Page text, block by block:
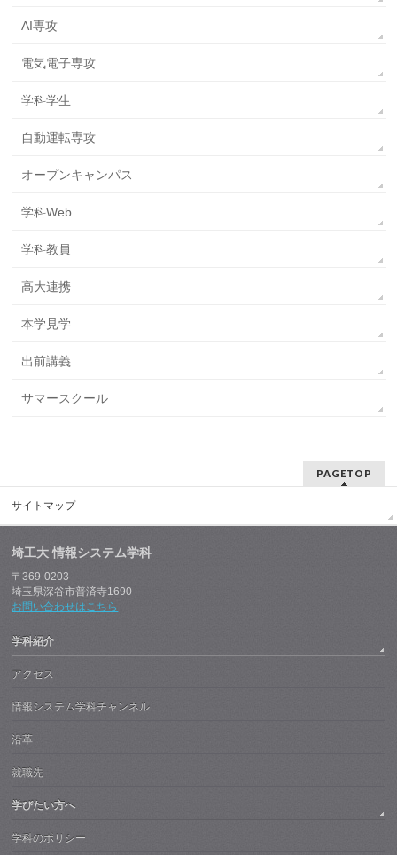
AI専攻
電気電子専攻
学科学生
自動運転専攻
オープンキャンパス
学科Web
学科教員
高大連携
本学見学
出前講義
サマースクール
PAGETOP
サイトマップ
埼工大 情報システム学科
〒369-0203
埼玉県深谷市普済寺1690
お問い合わせはこちら
学科紹介
アクセス
情報システム学科チャンネル
沿革
就職先
学びたい方へ
学科のポリシー